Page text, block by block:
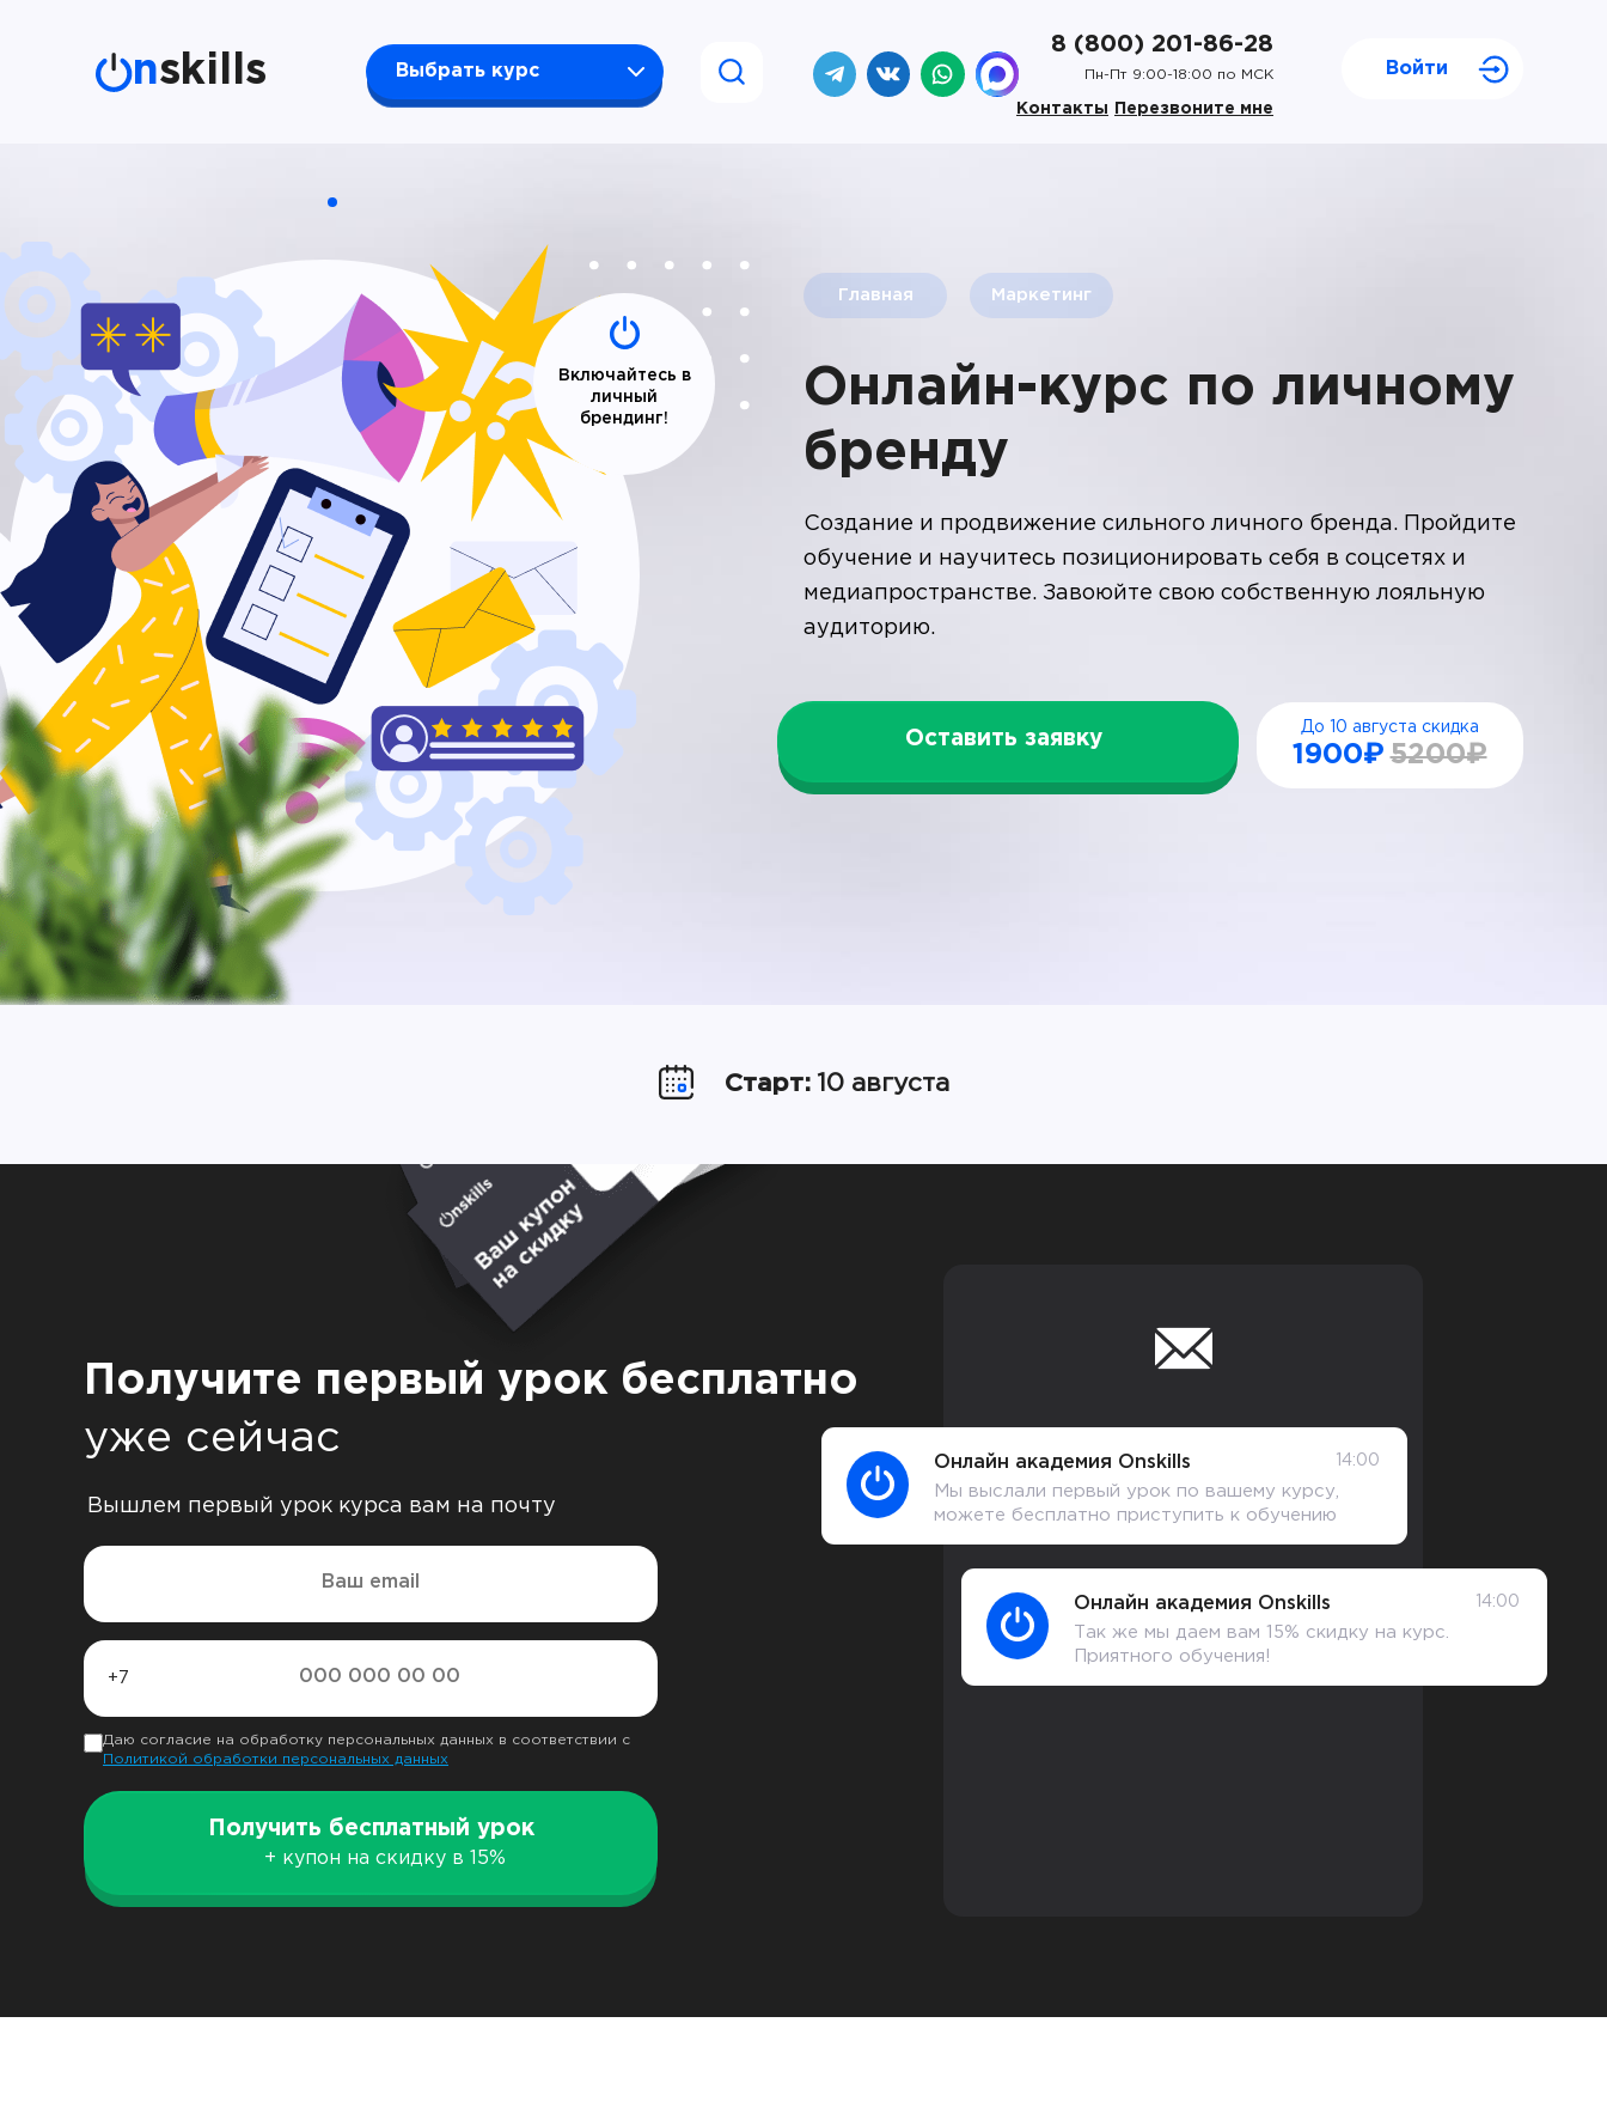
nskills Выбрать курс
8 (800) 201-86-28
Пн-Пт 9:00-18:00 по МСК
Контакты Перезвоните мне
Войти
Включайтесь в
личный
брендинг!
Главная Маркетинг
Онлайн-курс по личному
бренду
Создание и продвижение сильного личного бренда. Пройдите
обучение и научитесь позиционировать себя в соцсетях и
медиапространстве. Завоюйте свою собственную лояльную
аудиторию.
Оставить заявку
До 10 августа скидка
1900₽ 5200₽
Старт: 10 августа
Получите первый урок бесплатно
уже сейчас
Вышлем первый урок курса вам на почту
+7
Даю согласие на обработку персональных данных в соответствии с
Политикой обработки персональных данных
Получить бесплатный урок
+ купон на скидку в 15%
Онлайн академия Onskills 14:00
Мы выслали первый урок по вашему курсу,
можете бесплатно приступить к обучению
Онлайн академия Onskills 14:00
Так же мы даем вам 15% скидку на курс.
Приятного обучения!